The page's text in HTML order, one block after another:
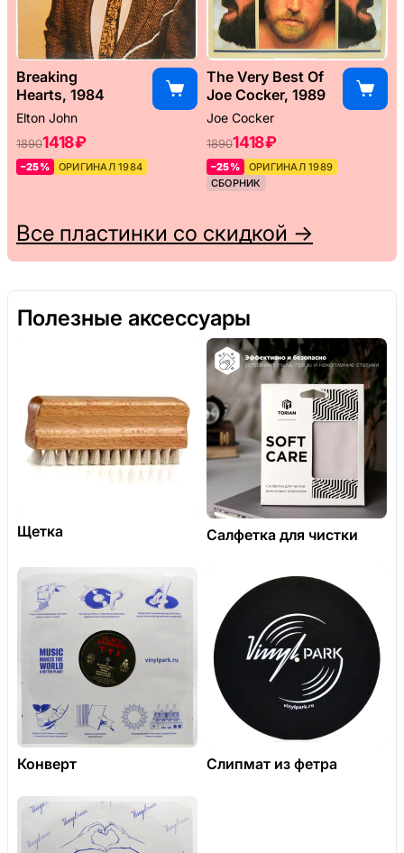
Breaking
Hearts, 1984
Elton John
18901418 ₽
–25% ОРИГИНАЛ 1984
The Very Best Of
Joe Cocker, 1989
Joe Cocker
18901418 ₽
–25%
ОРИГИНАЛ 1989
СБОРНИК
Все пластинки со скидкой →
Полезные аксессуары
Щетка Салфетка для чистки
Конверт Слипмат из фетра